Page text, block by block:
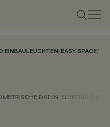
EINBAULEUCHTEN/EASY SPACE/
DATEN ELEKTRISCHE